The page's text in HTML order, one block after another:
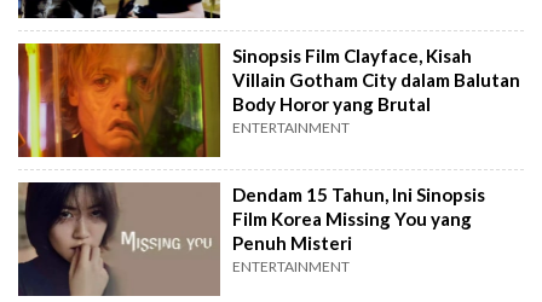
Sinopsis Film Clayface, Kisah
Villain Gotham City dalam Balutan
Body Horor yang Brutal
ENTERTAINMENT
Dendam 15 Tahun, Ini Sinopsis
Film Korea Missing You yang
Penuh Misteri
ENTERTAINMENT